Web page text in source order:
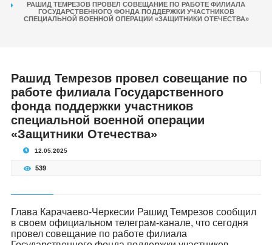
РАШИД ТЕМРЕЗОВ ПРОВЕЛ СОВЕЩАНИЕ ПО РАБОТЕ ФИЛИАЛА
ГОСУДАРСТВЕННОГО ФОНДА ПОДДЕРЖКИ УЧАСТНИКОВ
СПЕЦИАЛЬНОЙ ВОЕННОЙ ОПЕРАЦИИ «ЗАЩИТНИКИ ОТЕЧЕСТВА»
Рашид Темрезов провел совещание по
работе филиала Государственного
фонда поддержки участников
специальной военной операции
«Защитники Отечества»
12.05.2025
539
Глава Карачаево-Черкесии Рашид Темрезов сообщил
в своем официальном телеграм-канале, что сегодня
провел совещание по работе филиала